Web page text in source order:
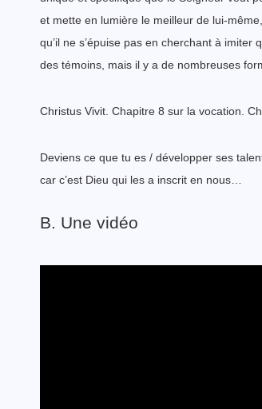
et mette en lumière le meilleur de lui-
qu’il ne s’épuise pas en cherchant à
des témoins, mais il y a de nombreuses
Christus Vivit. Chapitre 8 sur la vocation.
Deviens ce que tu es / développer ses
car c’est Dieu qui les a inscrit en nous…
B. Une vidéo